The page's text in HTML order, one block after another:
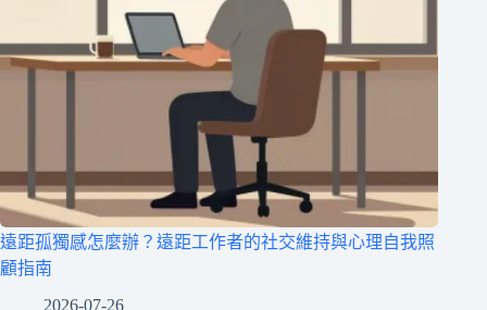
遠距孤獨感怎麼辦？遠距工作者的社交維持與心理自我照
顧指南
2026-07-26